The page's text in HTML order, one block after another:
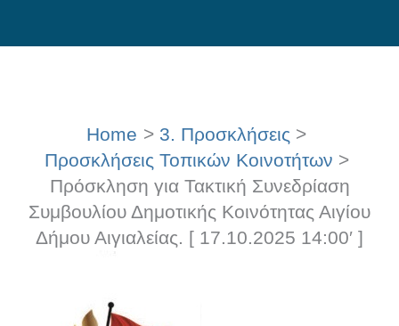
to
Home
3. Προσκλήσεις
Προσκλήσεις Τοπικών Κοινοτήτων
Πρόσκληση για Τακτική Συνεδρίαση
Συμβουλίου Δημοτικής Κοινότητας Αιγίου
Δήμου Αιγιαλείας. [ 17.10.2025 14:00′ ]